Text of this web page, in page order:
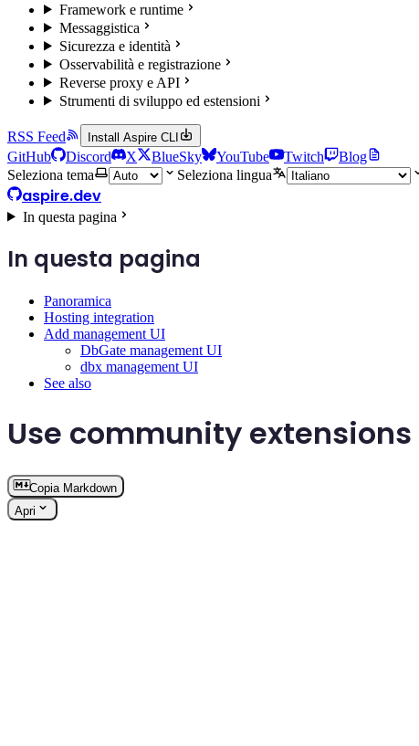
Framework e runtime
Messaggistica
Sicurezza e identità
Osservabilità e registrazione
Reverse proxy e API
Strumenti di sviluppo ed estensioni
RSS Feed Install Aspire CLI
GitHub Discord X BlueSky YouTube Twitch
Blog
Seleziona tema
Seleziona lingua
aspire.dev
In questa pagina
In questa pagina
Panoramica
Hosting integration
Add management UI
DbGate management UI
dbx management UI
See also
Use community
Copia Markdown
Apri